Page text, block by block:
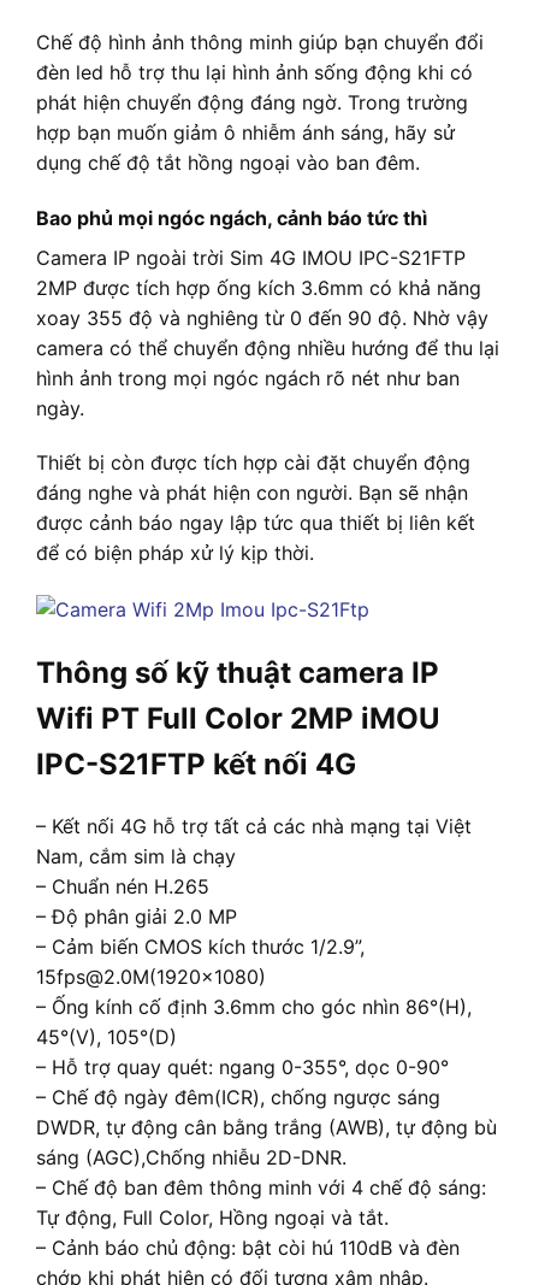
Chế độ hình ảnh thông minh giúp bạn chuyển đổi
đèn led hỗ trợ thu lại hình ảnh sống động khi có
phát hiện chuyển động đáng ngờ. Trong trường
hợp bạn muốn giảm ô nhiễm ánh sáng, hãy sử
dụng chế độ tắt hồng ngoại vào ban đêm.
Bao phủ mọi ngóc ngách, cảnh báo tức thì
Camera IP ngoài trời Sim 4G IMOU IPC-S21FTP
2MP được tích hợp ống kích 3.6mm có khả năng
xoay 355 độ và nghiêng từ 0 đến 90 độ. Nhờ vậy
camera có thể chuyển động nhiều hướng để thu lại
hình ảnh trong mọi ngóc ngách rõ nét như ban
ngày.
Thiết bị còn được tích hợp cài đặt chuyển động
đáng nghe và phát hiện con người. Bạn sẽ nhận
được cảnh báo ngay lập tức qua thiết bị liên kết
để có biện pháp xử lý kịp thời.
Thông số kỹ thuật camera IP
Wifi PT Full Color 2MP iMOU
IPC-S21FTP kết nối 4G
– Kết nối 4G hỗ trợ tất cả các nhà mạng tại Việt
Nam, cắm sim là chạy
– Chuẩn nén H.265
– Độ phân giải 2.0 MP
– Cảm biến CMOS kích thước 1/2.9”,
15fps@2.0M(1920×1080)
– Ống kính cố định 3.6mm cho góc nhìn 86°(H),
45°(V), 105°(D)
– Hỗ trợ quay quét: ngang 0-355°, dọc 0-90°
– Chế độ ngày đêm(ICR), chống ngược sáng
DWDR, tự động cân bằng trắng (AWB), tự động bù
sáng (AGC),Chống nhiễu 2D-DNR.
– Chế độ ban đêm thông minh với 4 chế độ sáng:
Tự động, Full Color, Hồng ngoại và tắt.
– Cảnh báo chủ động: bật còi hú 110dB và đèn
chớp khi phát hiện có đối tượng xâm nhập.